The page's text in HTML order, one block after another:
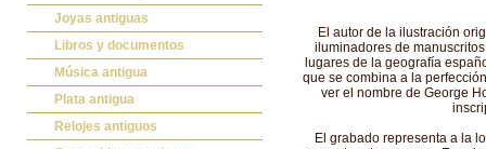
Otros artículos militares
Pintura contemporánea
Grabados antiguos y mapas
Cámaras antiguas
Joyas antiguas
Joyas antiguas
Libros y documentos
Libros antiguos
Fotografia antigua
Publicaciones antiguas
Música antigua
Gramófonos antiguos
Cajas de música antiguas
Plata antigua
Plata antigua
Relojes antiguos
El autor de la ilustración
iluminadores de
lugares de la geografía
que se combina a la
ver el nombre de George
El grabado representa a la